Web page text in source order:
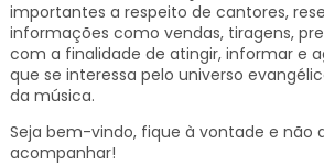
importantes a respeito de cantores,
informações como vendas, tiragens,
com a finalidade de atingir, informar e
que se interessa pelo universo
da música.
Seja bem-vindo, fique à vontade e não
acompanhar!